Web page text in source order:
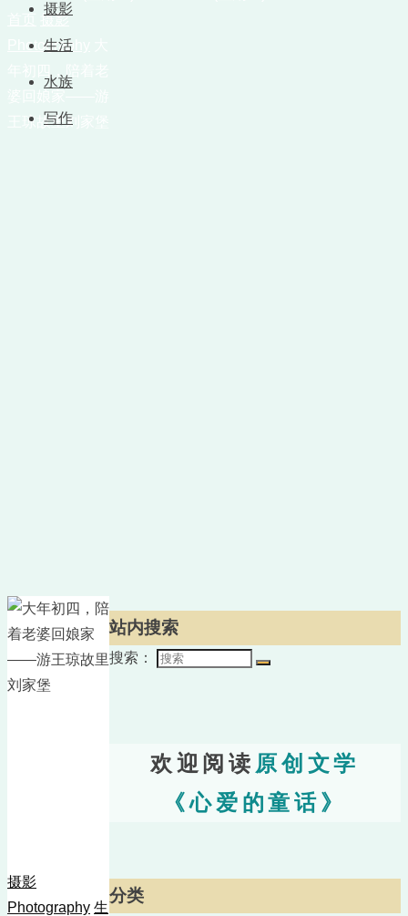
摄影
生活
水族
写作
摄影
Photography
王琼故里刘家堡
摄影
Photography 生
站内搜索
搜索：
欢迎阅读 原创文学
《心爱的童话》
分类